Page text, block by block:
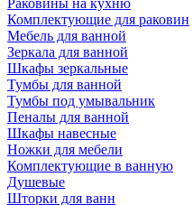
Раковины на кухню
Комплектующие для раковин
Мебель для ванной
Зеркала для ванной
Шкафы зеркальные
Тумбы для ванной
Тумбы под умывальник
Пеналы для ванной
Шкафы навесные
Ножки для мебели
Комплектующие в ванную
Душевые
Шторки для ванн